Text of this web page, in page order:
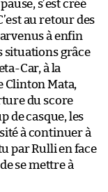
s’est créé
au retour des
à enfin
situations grâce
Car, à la
Clinton Mata,
du score
de casque, les
à continuer à
par Rulli en face
se mettre à